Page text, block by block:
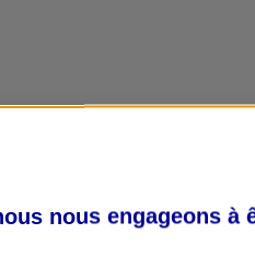
nous engageons